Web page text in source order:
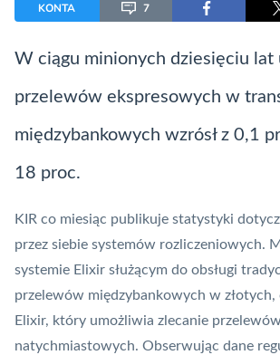
KONTA 7
W ciągu minionych dziesięciu lat
przelewów ekspresowych w
międzybankowych wzrósł z 0,1
18 proc.
KIR co miesiąc publikuje statystyki
przez siebie systemów rozliczeniowych.
systemie Elixir służącym do obsługi
przelewów międzybankowych w złotych,
Elixir, który umożliwia zlecanie przelewów
natychmiastowych. Obserwując dane